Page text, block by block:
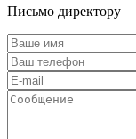
Письмо директору